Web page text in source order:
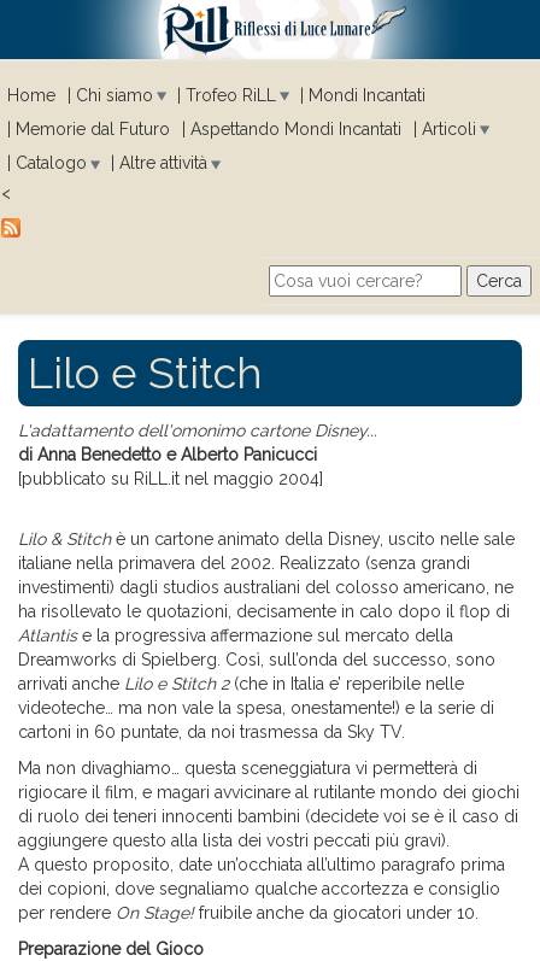
Home Chi siamo Trofeo RiLL
Mondi Incantati
Memorie dal Futuro
Aspettando Mondi Incantati
Articoli
Catalogo
Altre attività
<
Search form
Cerca
Lilo e Stitch
L'adattamento dell'omonimo cartone Disney...
di Anna Benedetto e Alberto Panicucci
[pubblicato su RiLL.it nel maggio 2004]
Lilo & Stitchè un cartone animato della Disney, uscito nelle sale
italiane nella primavera del 2002. Realizzato (senza grandi
investimenti) dagli studios australiani del colosso americano, ne
ha risollevato le quotazioni, decisamente in calo dopo il flop di
Atlantise la progressiva affermazione sul mercato della
Dreamworks di Spielberg. Così, sull’onda del successo, sono
arrivati anche Lilo e Stitch 2(che in Italia e’ reperibile nelle
videoteche… ma non vale la spesa, onestamente!) e la serie di
cartoni in 60 puntate, da noi trasmessa da Sky TV.
Ma non divaghiamo… questa sceneggiatura vi permetterà di
rigiocare il film, e magari avvicinare al rutilante mondo dei giochi
di ruolo dei teneri innocenti bambini (decidete voi se è il caso di
aggiungere questo alla lista dei vostri peccati più gravi).
A questo proposito, date un’occhiata all’ultimo paragrafo prima
dei copioni, dove segnaliamo qualche accortezza e consiglio
per rendere On Stage!fruibile anche da giocatori under 10.
Preparazione del Gioco